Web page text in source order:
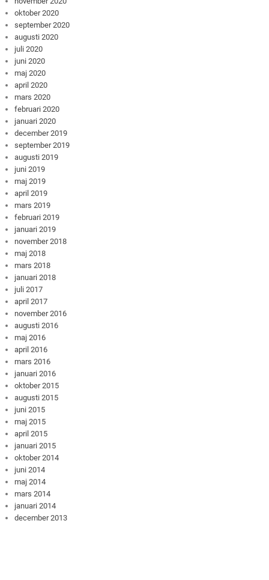
oktober 2020
september 2020
augusti 2020
juli 2020
juni 2020
maj 2020
april 2020
mars 2020
februari 2020
januari 2020
december 2019
september 2019
augusti 2019
juni 2019
maj 2019
april 2019
mars 2019
februari 2019
januari 2019
november 2018
maj 2018
mars 2018
januari 2018
juli 2017
april 2017
november 2016
augusti 2016
maj 2016
april 2016
mars 2016
januari 2016
oktober 2015
augusti 2015
juni 2015
maj 2015
april 2015
januari 2015
oktober 2014
juni 2014
maj 2014
mars 2014
januari 2014
december 2013